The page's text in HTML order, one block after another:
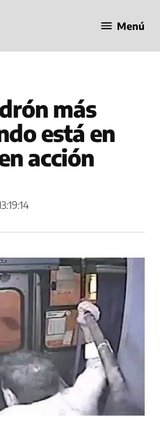
Línea
Menú
más
está en
acción